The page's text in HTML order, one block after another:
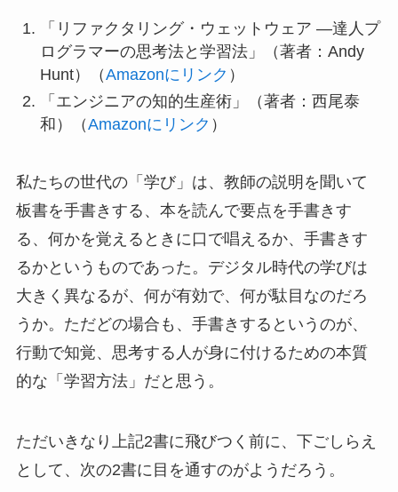
「リファクタリング・ウェットウェア ―達人プ
ログラマーの思考法と学習法」（著者：Andy
Hunt）（Amazonにリンク ）
「エンジニアの知的生産術」（著者：西尾泰
和）（Amazonにリンク ）
私たちの世代の「学び」は、教師の説明を聞いて
板書を手書きする、本を読んで要点を手書きす
る、何かを覚えるときに口で唱えるか、手書きす
るかというものであった。デジタル時代の学びは
大きく異なるが、何が有効で、何が駄目なのだろ
うか。ただどの場合も、手書きするというのが、
行動で知覚、思考する人が身に付けるための本質
的な「学習方法」だと思う。
ただいきなり上記2書に飛びつく前に、下ごしらえ
として、次の2書に目を通すのがようだろう。